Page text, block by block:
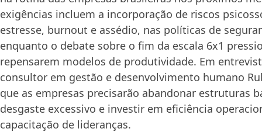
exigências incluem a incorporação de riscos
estresse, burnout e assédio, nas políticas de
enquanto o debate sobre o fim da escala 6x1
repensarem modelos de produtividade. Em
consultor em gestão e desenvolvimento humano
que as empresas precisarão abandonar estruturas
desgaste excessivo e investir em eficiência
capacitação de lideranças.